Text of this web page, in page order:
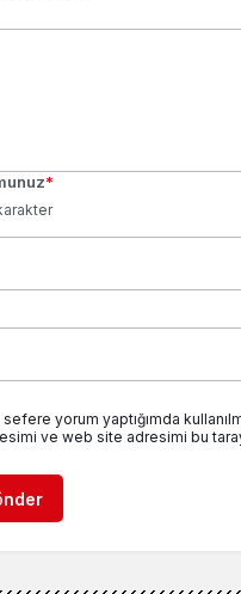
*
yorum yaptığımda
ve web site adresimi bu